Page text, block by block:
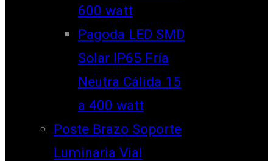
600 watt
Pagoda LED SMD
Solar IP65 Fría
Neutra Cálida 15
a 400 watt
Poste Brazo Soporte
Luminaria Vial